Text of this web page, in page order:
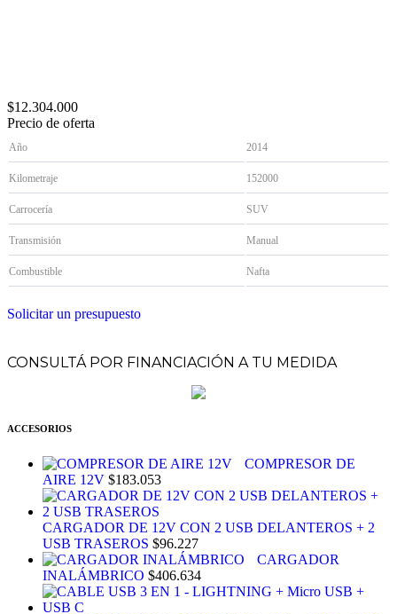
$12.304.000
Precio de oferta
Año 2014
Kilometraje 152000
Carrocería SUV
Transmisión Manual
Combustible Nafta
Solicitar un presupuesto
CONSULTÁ POR FINANCIACIÓN A TU MEDIDA
ACCESORIOS
COMPRESOR DE
AIRE 12V $183.053
CARGADOR DE 12V CON 2 USB DELANTEROS + 2
USB TRASEROS $96.227
CARGADOR
INALÁMBRICO $406.634